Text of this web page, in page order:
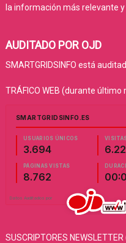
la información más relevante
AUDITADO POR OJD
SMARTGRIDSINFO está
TRÁFICO WEB (durante
SUSCRIPTORES